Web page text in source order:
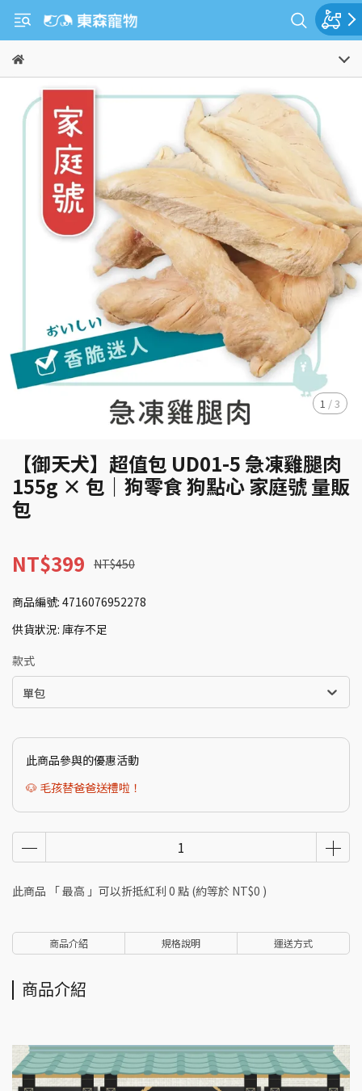
1 /3
【御天犬】超值包 UD01-5 急凍雞腿肉
155g × 包｜狗零食 狗點心 家庭號 量販
包
NT$399 NT$450
商品編號: 4716076952278
供貨狀況: 庫存不足
款式
單包
此商品參與的優惠活動
🐶 毛孩替爸爸送禮啦！
此商品 「 最高 」可以折抵紅利 0 點 (約等於 NT$0 )
商品介紹 規格說明 運送方式
商品介紹